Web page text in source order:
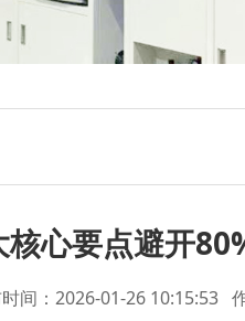
心要点避开
间：2026-01-26 10:15:53